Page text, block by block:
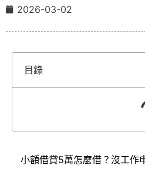
2026-03-02
目錄
小額借貸5萬怎麼借？沒工作